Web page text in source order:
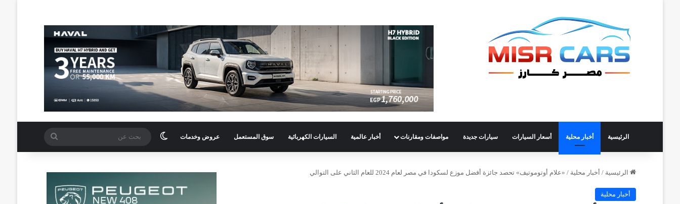
الرئيسية أخبار محلية أسعار السيارات سيارات جديدة مواصفات ومقارنات أخبار عالمية السيارات الكهربائية سوق المستعمل عروض وخدمات الوضع المظلم بحث
عن
الرئيسية / أخبار محلية / «علام أوتوموتيف» تحصد جائزة أفضل موزع لسكودا في مصر لعام 2024 للعام الثاني على التوالي
أخبار محلية